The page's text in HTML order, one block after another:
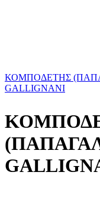
ΚΟΜΠΟΔΕΤΗΣ
GALLIGNANI